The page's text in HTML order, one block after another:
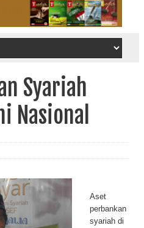
Syariah
Nasional
Aset
perbankan
syariah di